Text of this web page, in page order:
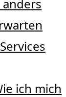
ich mich